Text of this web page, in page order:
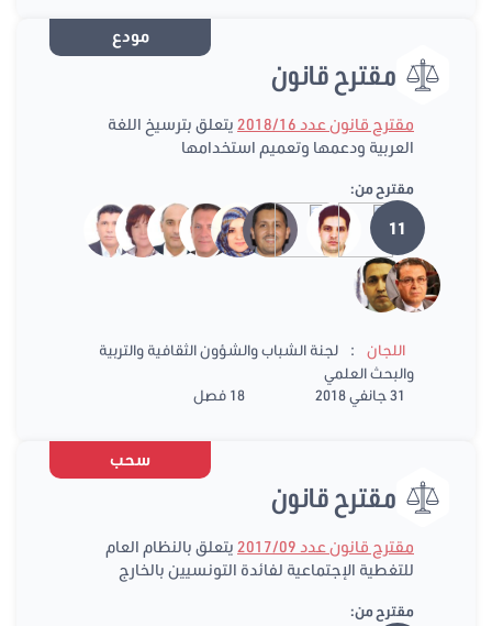
مودع
مقترح قانون
مقترح قانون عدد 2018/16
يتعلق بترسيخ اللغة
العربية ودعمها وتعميم استخدامها
مقترح من:
11
اللجان :
لجنة الشباب والشؤون الثقافية والتربية
والبحث العلمي
31 جانفي 2018
18 فصل
سحب
مقترح قانون
مقترح قانون عدد 2017/09
يتعلق بالنظام العام
للتغطية الإجتماعية لفائدة التونسيين بالخارج
مقترح من: